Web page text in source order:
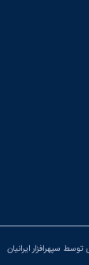
توسط سپهرافزار ایرانیان